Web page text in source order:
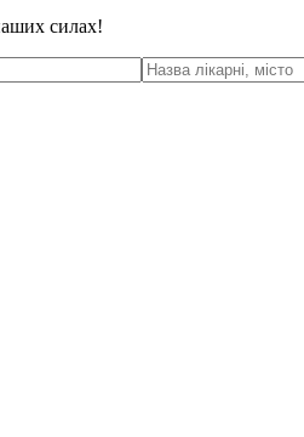
силах!